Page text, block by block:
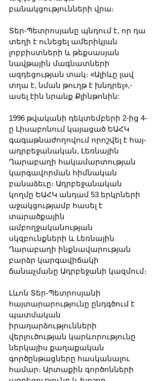
բանակցությունների վրա։
Տեր-Պետրոսյանը պնդում է, որ դա
տեղի է ունեցել ամերիկյան
լոբբիստների և թեքսասյան
նավթային մագնատների
ազդեցության տակ։ «Ալիևը լավ
տղա է, նման թուղթ է խնդրել»,-
ասել էին նրանք Քլինթոնին:
1996 թվականի դեկտեմբերի 2-ից 4-
ը Լիսաբոնում կայացած ԵԱՀԿ
գագաթնաժողովում որոշվել է հայ-
ադրբեջանական, Լեռնային
Ղարաբաղի հակամարտության
կարգավորման հիմնական
բանաձեւը։ Ադրբեջանական
կողմը ԵԱՀԿ անդամ 53 երկրների
աջակցությամբ հասել է
տարածքային
ամբողջականության
սկզբունքների և Լեռնային
Ղարաբաղի ինքնավարության
բարձր կարգավիճակի
ճանաչմանը Ադրբեջանի կազմում։
Լևոն Տեր-Պետրոսյանի
հայտարարությունը ընդգծում է
պատմական
իրադարձությունների
վերլուծության կարևորությունը
ներկայիս քաղաքական
գործընթացները հասկանալու
համար։ Արտաքին գործոնների